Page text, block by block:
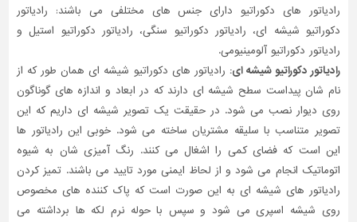
رادیاتور های دکوراتیو دارای جنس های مختلفی می باشند: رادیاتور
دکوراتیو شیشه ای، رادیاتور دکوراتیو سنگی، رادیاتور دکوراتیو استیل و
رادیاتور دکوراتیو آلومینیومی.
رادیاتور دکوراتیو شیشه ای: رادیاتور های دکوراتیو شیشه ای همان طور که از
نام شان پیداست سطح شیشه ای دارند که در ابعاد و اندازه های گوناگون
روی دیوار نصب می شود. در حقیقت یک تصویر شیشه ای داریم که این
تصویر متناسب با سلیقه مشتریان ساخته می شود. خوبی این رادیاتور ها
این است که فضای کمی را اشغال می کنند. رنگ آمیزی شان به شیوه
اتوماتیک انجام می شود و از لحاظ ایمنی مورد تایید می باشند. تمیز کردن
رادیاتور های شیشه ای به این صورت است که پاک کننده های مخصوص
روی شیشه اسپری می شود و سپس با حوله نرم لکه ها برداشته می